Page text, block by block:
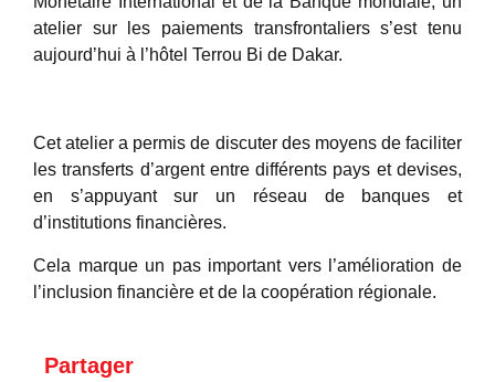
atelier sur les paiements transfrontaliers s’est tenu
aujourd’hui à l’hôtel Terrou Bi de Dakar.
Cet atelier a permis de discuter des moyens de faciliter
les transferts d’argent entre différents pays et devises,
en s’appuyant sur un réseau de banques et
d’institutions financières.
Cela marque un pas important vers l’amélioration de
l’inclusion financière et de la coopération régionale.
Partager